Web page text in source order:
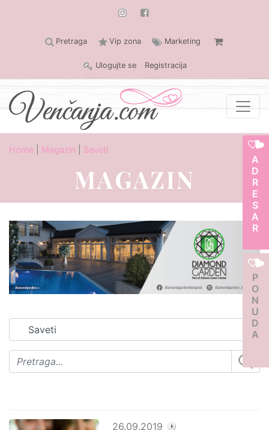
Pretraga Vip zona Marketing
Ulogujte se Registracija
ADRESAR
PONUDA
Home Magazin Saveti
MAGAZIN
26.09.2019